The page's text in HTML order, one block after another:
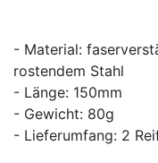
- Material:
rostendem Stahl
- Länge: 150mm
- Gewicht: 80g
- Lieferumfang: 2